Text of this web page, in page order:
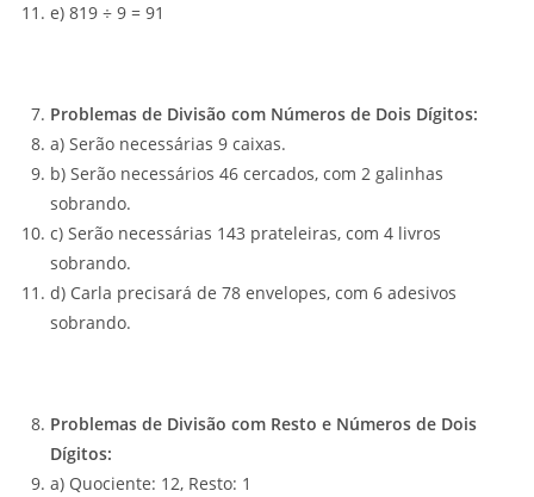
e) 819 ÷ 9 = 91
Problemas de Divisão com Números de Dois Dígitos:
a) Serão necessárias 9 caixas.
b) Serão necessários 46 cercados, com 2 galinhas
sobrando.
c) Serão necessárias 143 prateleiras, com 4 livros
sobrando.
d) Carla precisará de 78 envelopes, com 6 adesivos
sobrando.
Problemas de Divisão com Resto e Números de Dois
Dígitos:
a) Quociente: 12, Resto: 1